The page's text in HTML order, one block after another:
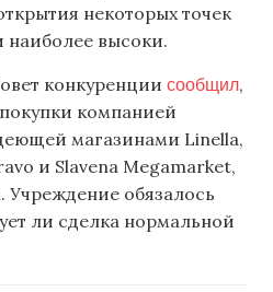
некоторых точек
наиболее высоки.
конкуренции сообщил,
компанией
магазинами Linella,
и Slavena Megamarket,
Учреждение обязалось
ли сделка нормальной